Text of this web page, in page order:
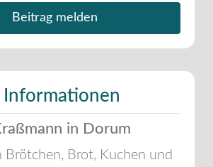
Beitrag melden
Informationen
in Dorum
Brötchen, Brot, Kuchen und